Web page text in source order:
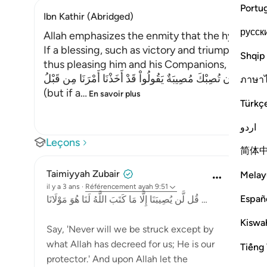
Shqip
ภาษา
اردو
简体
Tiếng
Ibn Kathir (Abridged)
Allah emphasizes the enmity that the
If a blessing, such as victory and triumph over
thus pleasing him and his Companions, it
وَإِن تُصِبْكَ مُصِيبَةٌ يَقُولُواْ قَدْ أَخَذْنَا أَمْرَنَا مِن قَبْلُ
(but if a… En savoir plus
Leçons
Taimiyyah Zubair
il y a 3 ans · Référencement ayah 9:51
قُل لَّن يُصِيبَنَا إِلَّا مَا كَتَبَ اللَّهُ لَنَا هُوَ مَوْلَانَا …
Say, 'Never will we be struck except by
what Allah has decreed for us; He is our
protector.' And upon Allah let the